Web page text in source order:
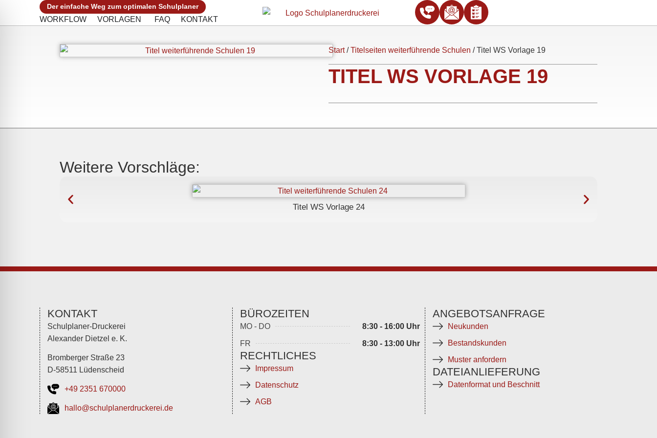
Der einfache Weg zum optimalen Schulplaner
WORKFLOW VORLAGEN FAQ KONTAKT
Start/Titelseiten weiterführende Schulen / Titel WS Vorlage 19
TITEL WS VORLAGE 19
Weitere Vorschläge:
Titel WS Vorlage 24
KONTAKT
Schulplaner-Druckerei
Alexander Dietzel e. K.
Bromberger Straße 23
D-58511 Lüdenscheid
+49 2351 670000
hallo@schulplanerdruckerei.de
BÜROZEITEN
MO - DO 8:30 - 16:00 Uhr
FR 8:30 - 13:00 Uhr
RECHTLICHES
Impressum
Datenschutz
AGB
ANGEBOTSANFRAGE
Neukunden
Bestandskunden
Muster anfordern
DATEIANLIEFERUNG
Datenformat und Beschnitt